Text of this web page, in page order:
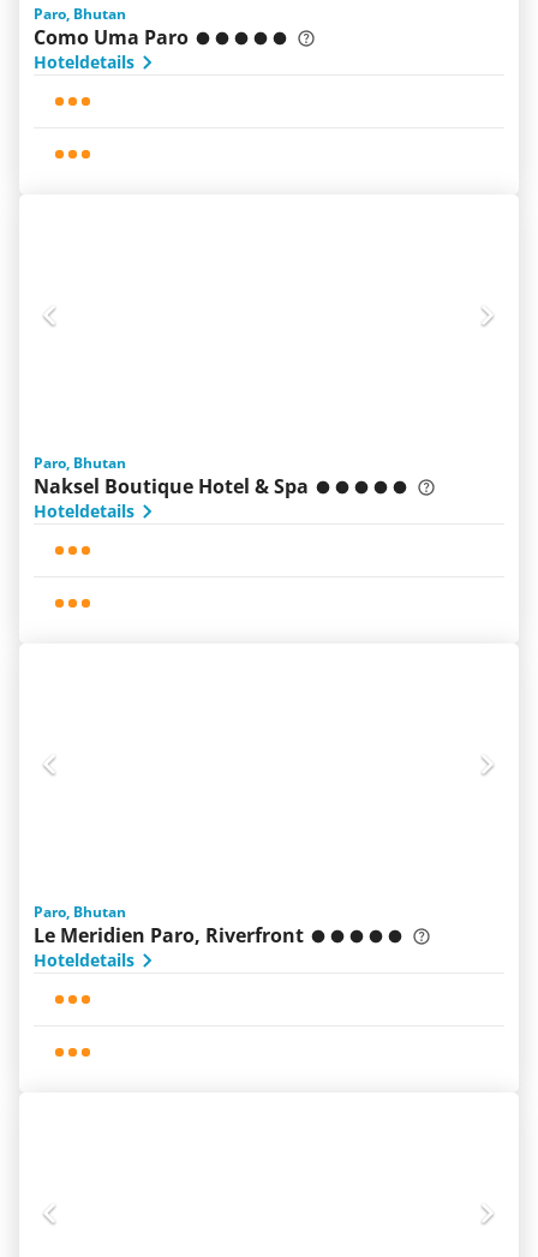
Paro, Bhutan
Como Uma Paro
Hoteldetails
Paro, Bhutan
Naksel Boutique Hotel & Spa
Hoteldetails
Paro, Bhutan
Le Meridien Paro, Riverfront
Hoteldetails